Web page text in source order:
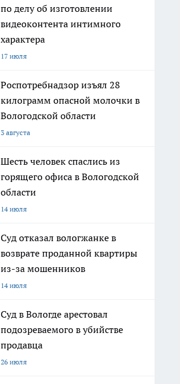
по делу об изготовлении
видеоконтента интимного
характера
17 июля
Роспотребнадзор изъял 28
килограмм опасной молочки в
Вологодской области
3 августа
Шесть человек спаслись из
горящего офиса в Вологодской
области
14 июля
Суд отказал вологжанке в
возврате проданной квартиры
из-за мошенников
14 июля
Суд в Вологде арестовал
подозреваемого в убийстве
продавца
26 июля